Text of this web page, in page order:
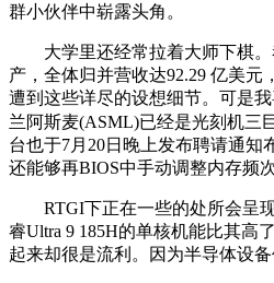
群小伙伴中崭露头角。
大学里还经常拉着大师下棋。
产，全体归并营收达92.29 亿美元
遭到这些详尽的设想细节。可是
兰阿斯麦(ASML)已经是光刻机三
台也于7月20日晚上发布聘请通知
还能够再BIOS中手动调整内存频次
RTGI下正在一些的处所会呈现
睿Ultra 9 185H的单核机能比其高
起来却很是流利。因为半导体设备